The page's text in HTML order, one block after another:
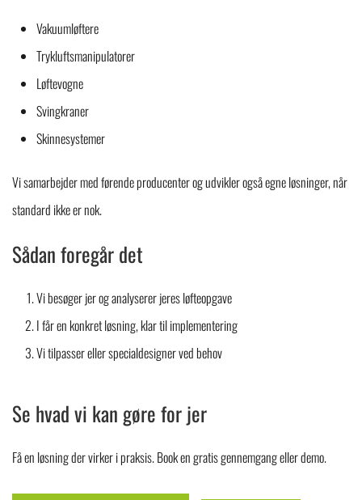
Vakuumløftere
Trykluftsmanipulatorer
Løftevogne
Svingkraner
Skinnesystemer
Vi samarbejder med førende producenter og udvikler også egne løsninger, når
standard ikke er nok.
Sådan foregår det
Vi besøger jer og analyserer jeres løfteopgave
I får en konkret løsning, klar til implementering
Vi tilpasser eller specialdesigner ved behov
Se hvad vi kan gøre for jer
Få en løsning der virker i praksis. Book en gratis gennemgang eller demo.